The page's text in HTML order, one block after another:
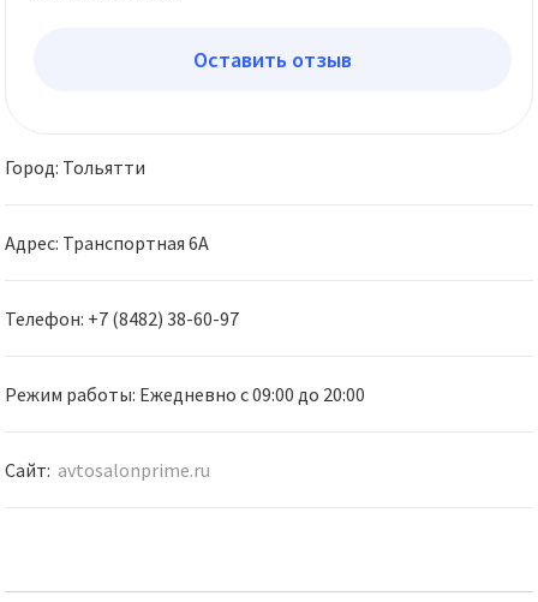
Город: Тольятти
Адрес: Транспортная 6А
Телефон: +7 (8482) 38-60-97
Режим работы: Ежедневно с 09:00 до 20:00
Сайт: avtosalonprime.ru
Оставить отзыв